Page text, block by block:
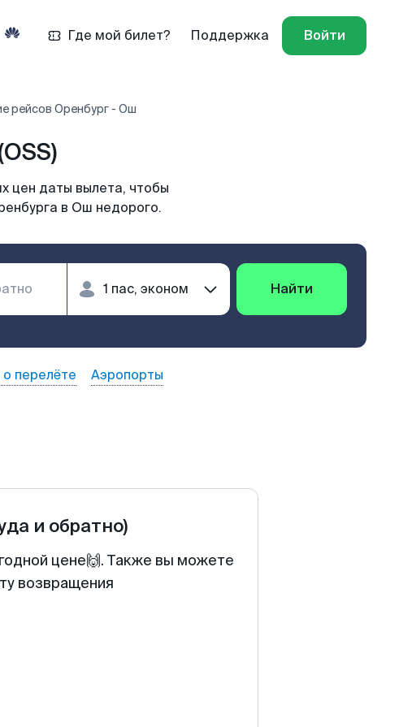
Где мой билет? Поддержка Войти
рейсов Оренбург - Ош
цен даты вылета, чтобы
в Ош недорого.
Найти
перелёте Аэропорты
и обратно)
цене🙌. Также вы можете
возвращения